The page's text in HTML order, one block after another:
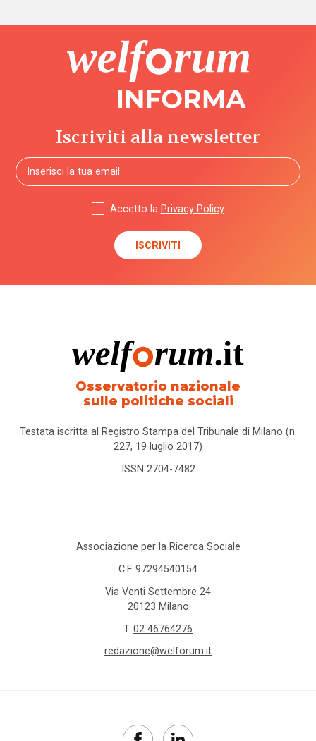
Iscriviti alla newsletter
Accetto la Privacy Policy
Osservatorio nazionale
sulle politiche sociali
Testata iscritta al Registro Stampa del Tribunale di Milano (n.
227, 19 luglio 2017)
ISSN 2704-7482
Associazione per la Ricerca Sociale
C.F. 97294540154
Via Venti Settembre 24
20123 Milano
T. 02 46764276
redazione@welforum.it